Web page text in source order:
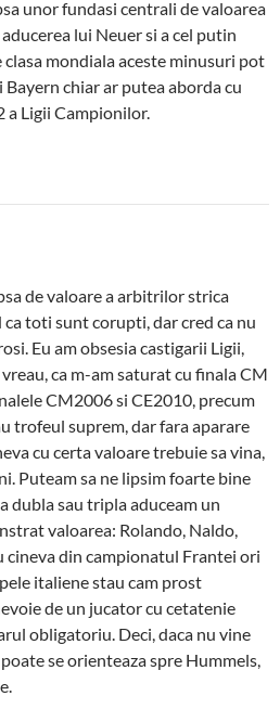
unor fundasi centrali de valoarea
lui Neuer si a cel putin
mondiala aceste minusuri pot
chiar ar putea aborda cu
a Ligii Campionilor.
de valoare a arbitrilor strica
toti sunt corupti, dar cred ca nu
Eu am obsesia castigarii Ligii,
ca m-am saturat cu finala CM
CM2006 si CE2010, precum
trofeul suprem, dar fara aparare
cu certa valoare trebuie sa vina,
Puteam sa ne lipsim foarte bine
dubla sau tripla aduceam un
valoarea: Rolando, Naldo,
cineva din campionatul Frantei ori
italiene stau cam prost
de un jucator cu cetatenie
obligatoriu. Deci, daca nu vine
se orienteaza spre Hummels,